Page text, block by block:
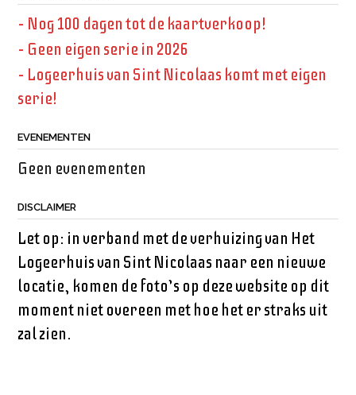
– Nog 100 dagen tot de kaartverkoop!
– Geen eigen serie in 2026
– Logeerhuis van Sint Nicolaas komt met eigen
serie!
EVENEMENTEN
Geen evenementen
DISCLAIMER
Let op: in verband met de verhuizing van Het
Logeerhuis van Sint Nicolaas naar een nieuwe
locatie, komen de foto’s op deze website op dit
moment niet overeen met hoe het er straks uit
zal zien.